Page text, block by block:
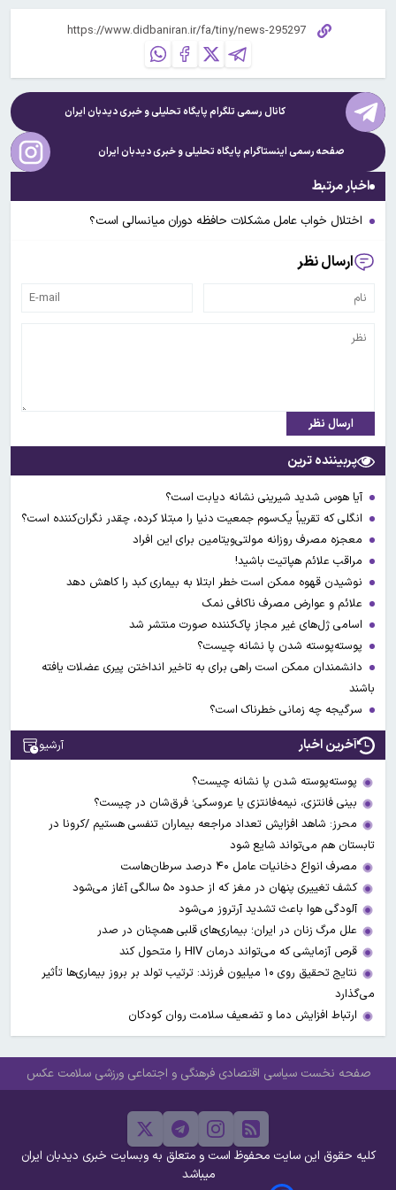
کانال رسمی تلگرام پایگاه تحلیلی و خبریدیدبان ایران
صفحه رسمی اینستاگرام پایگاه تحلیلی و خبریدیدبان ایران
اخبار مرتبط
اختلال خواب عامل مشکلات حافظه دوران میانسالی است؟
ارسال نظر
ارسال نظر
پربیننده ترین
آیا هوس شدید شیرینی نشانه دیابت است؟
انگلی که تقریباً یک‌سوم جمعیت دنیا را مبتلا کرده، چقدر نگران‌کننده است؟
معجزه مصرف روزانه مولتی‌ویتامین برای این افراد
مراقب علائم هپاتیت باشید!
نوشیدن قهوه ممکن است خطر ابتلا به بیماری کبد را کاهش دهد
علائم و عوارض مصرف ناکافی نمک
اسامی ژل‌های غیر مجاز پاک‌کننده صورت منتشر شد
پوسته‌پوسته شدن پا نشانه چیست؟
دانشمندان ممکن است راهی برای به تاخیر انداختن پیری عضلات یافته
باشند
سرگیجه چه زمانی خطرناک است؟
آخرین اخبار آرشیو
پوسته‌پوسته شدن پا نشانه چیست؟
بینی فانتزی، نیمه‌فانتزی یا عروسکی؛ فرق‌شان در چیست؟
محرز: شاهد افزایش تعداد مراجعه بیماران تنفسی هستیم /کرونا در
تابستان هم می‌تواند شایع شود
مصرف انواع دخانیات عامل ۴۰ درصد سرطان‌هاست
کشف تغییری پنهان در مغز که از حدود ۵۰ سالگی آغاز می‌شود
آلودگی هوا باعث تشدید آرتروز می‌شود
علل مرگ زنان در ایران؛ بیماری‌های قلبی همچنان در صدر
قرص آزمایشی که می‌تواند درمان HIV را متحول کند
نتایج تحقیق روی ۱۰ میلیون فرزند: ترتیب تولد بر بروز بیماری‌ها تأثیر
می‌گذارد
ارتباط افزایش دما و تضعیف سلامت روان کودکان
صفحه نخست سیاسی اقتصادی فرهنگی و اجتماعی ورزشی سلامت عکس
کلیه حقوق این سایت محفوظ است و متعلق به وبسایت خبری دیدبان ایران
میباشد